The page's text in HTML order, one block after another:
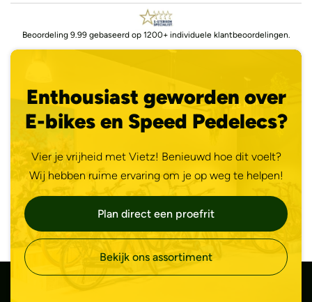
Beoordeling 9.99 gebaseerd op 1200+ individuele klantbeoordelingen.
Enthousiast geworden over
E-bikes en Speed Pedelecs?
Vier je vrijheid met Vietz! Benieuwd hoe dit voelt?
Wij hebben ruime ervaring om je op weg te helpen!
Plan direct een proefrit
Bekijk ons assortiment